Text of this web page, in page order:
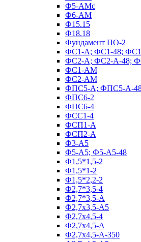
Ф5-АМс
Ф6-АМ
Ф15.15
Ф18.18
Фундамент ПО‑2
ФС1-А; ФС1-48;
ФС2-А; ФС2-А-48;
ФС1-АМ
ФС2-АМ
ФПС5-А; ФПС5-А-
ФПС6-2
ФПС6-4
ФСС1-4
ФСП1-А
ФСП2-А
Ф3-А5
Ф5-А5; Ф5-А5-48
Ф1,5*1,5-2
Ф1,5*1-2
Ф1,5*2,2-2
Ф2,7*3,5-4
Ф2,7*3,5-А
Ф2,7х3,5-А5
Ф2,7х4,5-4
Ф2,7х4,5-А
Ф2,7х4,5-А-350